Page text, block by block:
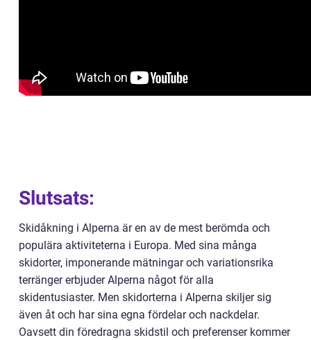
Slutsats:
Skidåkning i Alperna är en av de mest berömda och
populära aktiviteterna i Europa. Med sina många
skidorter, imponerande mätningar och variationsrika
terränger erbjuder Alperna något för alla
skidentusiaster. Men skidorterna i Alperna skiljer sig
även åt och har sina egna fördelar och nackdelar.
Oavsett din föredragna skidstil och preferenser kommer